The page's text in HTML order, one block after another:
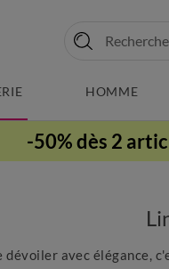
HOMME
-50% dès 2
dévoiler avec élégance,